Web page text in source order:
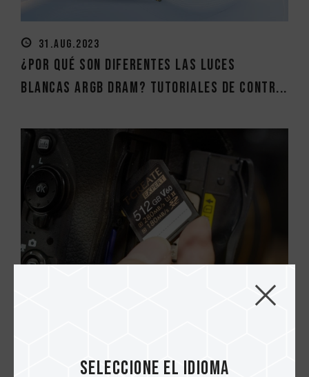
31.AUG.2023
¿Por qué son diferentes las luces
blancas ARGB DRAM? Tutoriales de contr...
Seleccione el idioma